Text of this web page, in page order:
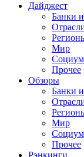
Дайджест
Банки
Мир
Социум
Прочее
Обзоры
Банки
Мир
Социум
Прочее
Рэнкинги